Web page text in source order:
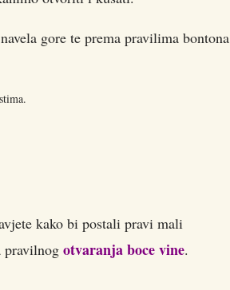
gore te prema pravilima bontona
kako bi postali pravi mali
pravilnog otvaranja boce vine.